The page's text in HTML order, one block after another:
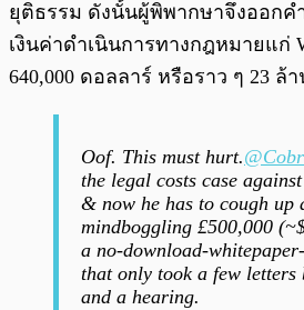
ยุติธรรม ดังนั้นผู้พิพากษาจึงออกคำ
เงินค่าดำเนินการทางกฎหมายแก่
640,000 ดอลลาร์ หรือราว ๆ 23 ล้
Oof. This must hurt.
the legal costs case
& now he has to cough up
mindboggling £500,000
a no-download-
that only took a few
and a hearing.